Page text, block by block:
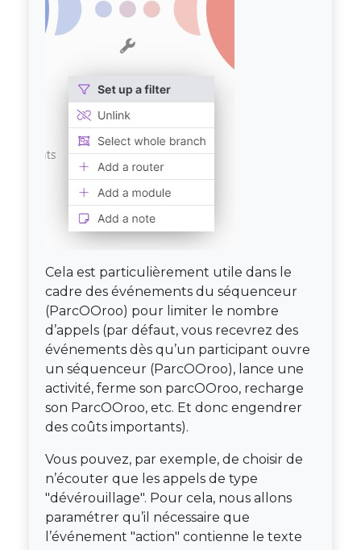
Cela est particulièrement utile dans le
cadre des événements du séquenceur
(ParcOOroo) pour limiter le nombre
d’appels (par défaut, vous recevrez des
événements dès qu’un participant ouvre
un séquenceur (ParcOOroo), lance une
activité, ferme son parcOOroo, recharge
son ParcOOroo, etc. Et donc engendrer
des coûts importants).
Vous pouvez, par exemple, de choisir de
n’écouter que les appels de type
"dévérouillage". Pour cela, nous allons
paramétrer qu’il nécessaire que
l’événement "action" contienne le texte